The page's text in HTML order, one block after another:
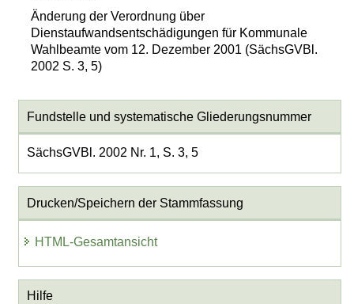
Änderung der Verordnung über
Dienstaufwandsentschädigungen für Kommunale
Wahlbeamte vom 12. Dezember 2001 (SächsGVBl.
2002 S. 3, 5)
Fundstelle und systematische Gliederungsnummer
SächsGVBl. 2002 Nr. 1, S. 3, 5
Drucken/Speichern der Stammfassung
HTML-Gesamtansicht
Hilfe